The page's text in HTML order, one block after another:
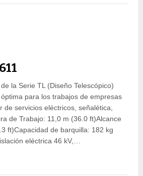
la Serie TL (Diseño Telescópico)
para los trabajos de empresas
de servicios eléctricos, señalética,
de Trabajo: 11,0 m (36.0 ft)Alcance
ft)Capacidad de barquilla: 182 kg
eléctrica 46 kV,…